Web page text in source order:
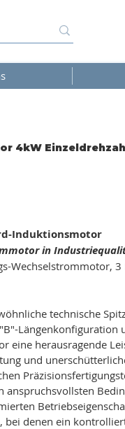
4kW
Induktionsmotor
in
Wechselstrommotor,
technische
eine herausragende
und
bei denen ein